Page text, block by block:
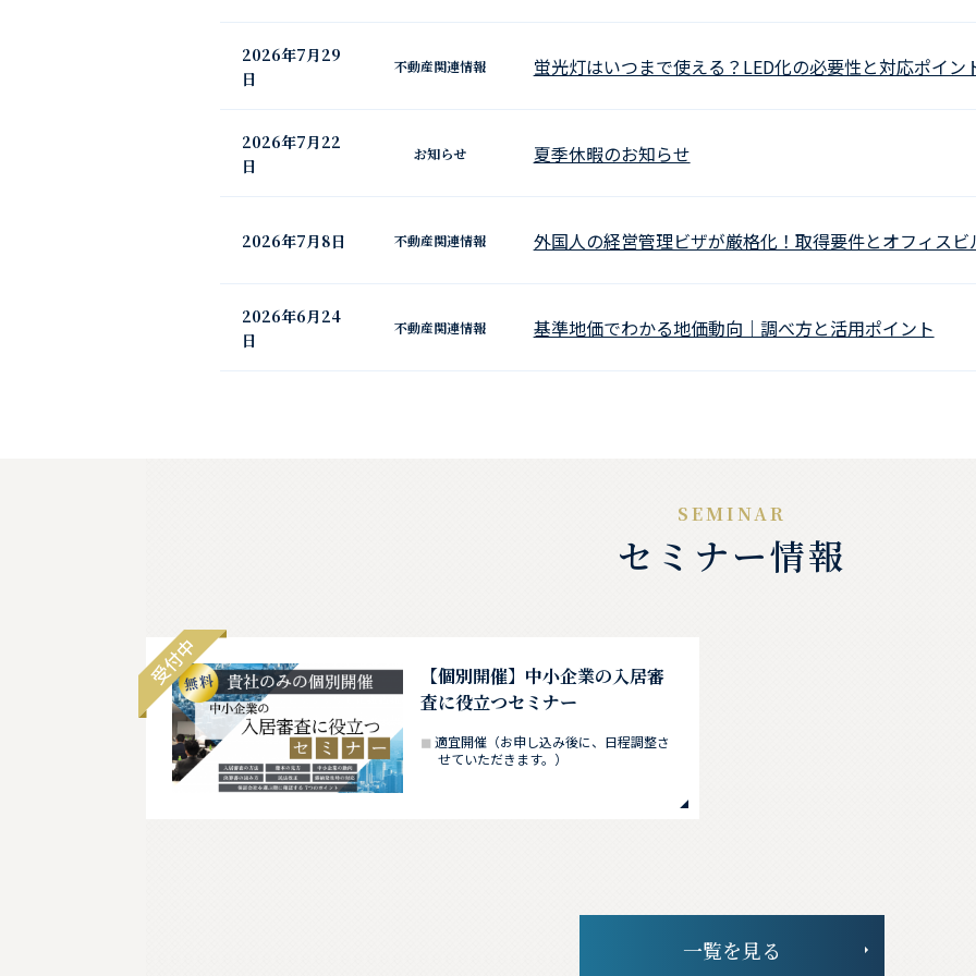
2026年7月29
日
不動産関連情報 蛍光灯はいつまで使える？LED化の必要性と対応ポイン
2026年7月22
日
お知らせ 夏季休暇のお知らせ
2026年7月8日 不動産関連情報 外国人の経営管理ビザが厳格化！取得要件とオフィスビ
2026年6月24
日
不動産関連情報 基準地価でわかる地価動向｜調べ方と活用ポイント
セミナー情報
【個別開催】中小企業の入居審
査に役立つセミナー
適宜開催（お申し込み後に、日程調整さ
せていただきます。）
一覧を見る